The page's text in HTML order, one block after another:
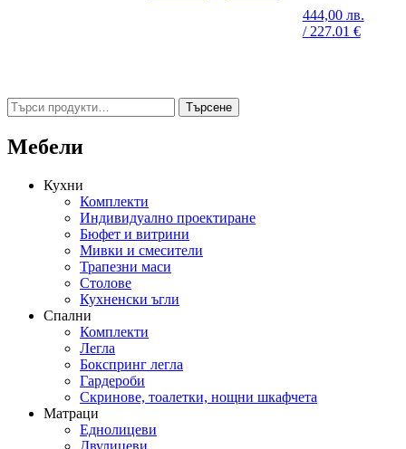
444,00 лв.
/ 227.01 €
Търсене
за:
Търсене
Мебели
Кухни
Комплекти
Индивидуално проектиране
Бюфет и витрини
Мивки и смесители
Трапезни маси
Столове
Кухненски ъгли
Спални
Комплекти
Легла
Бокспринг легла
Гардероби
Скринове, тоалетки, нощни шкафчета
Матраци
Еднолицеви
Двулицеви